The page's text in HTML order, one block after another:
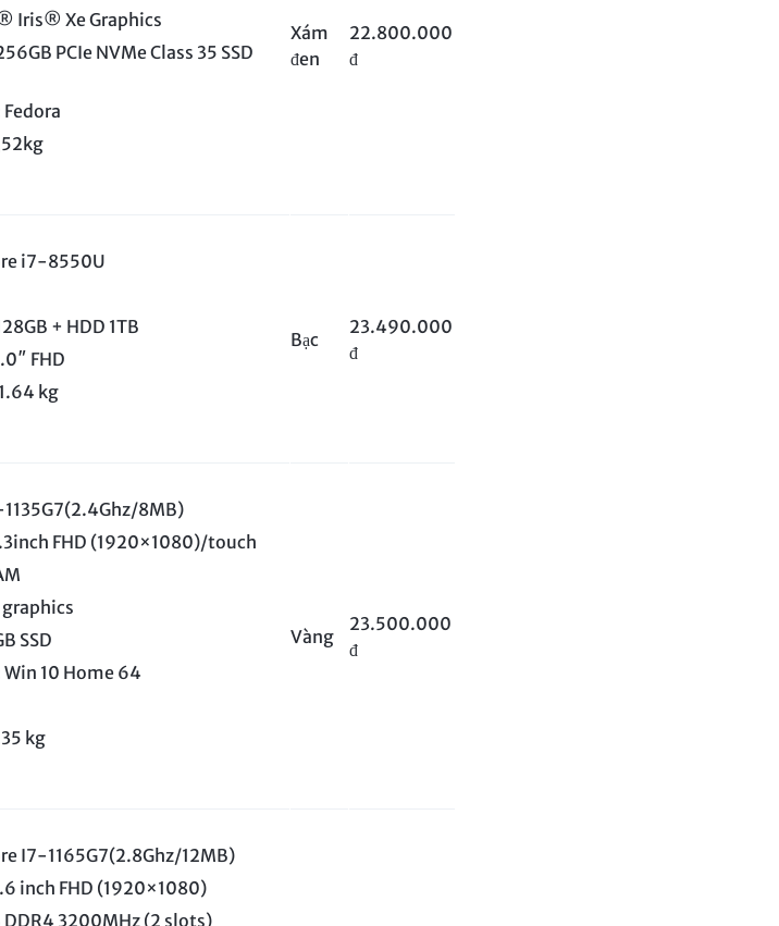
Iris® Xe Graphics
PCIe NVMe Class 35 SSD
Fedora
Xám
đen
22.800.000
đ
i7-8550U
+ HDD 1TB
FHD
kg
Bạc
23.490.000
đ
1135G7(2.4Ghz/8MB)
FHD (1920×1080)/touch
SSD
Win 10 Home 64
kg
Vàng
23.500.000
đ
I7-1165G7(2.8Ghz/12MB)
inch FHD (1920×1080)
DDR4 3200MHz (2 slots)